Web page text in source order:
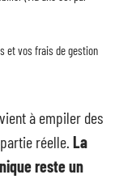
et vos frais de gestion
à empiler des
réelle. La
reste un